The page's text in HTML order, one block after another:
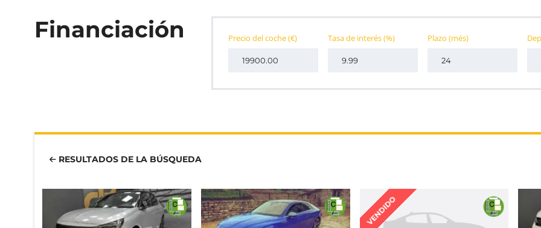
Financiación Precio del coche(€) Tasa de interés(%) Plazo(més)
RESULTADOS DE LA BÚSQUEDA
VENDIDO